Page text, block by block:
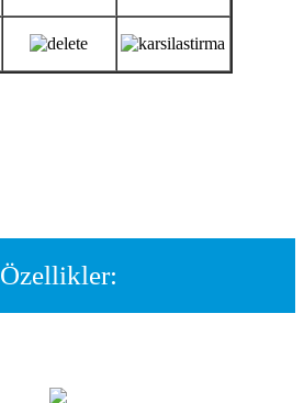
Özellikler: